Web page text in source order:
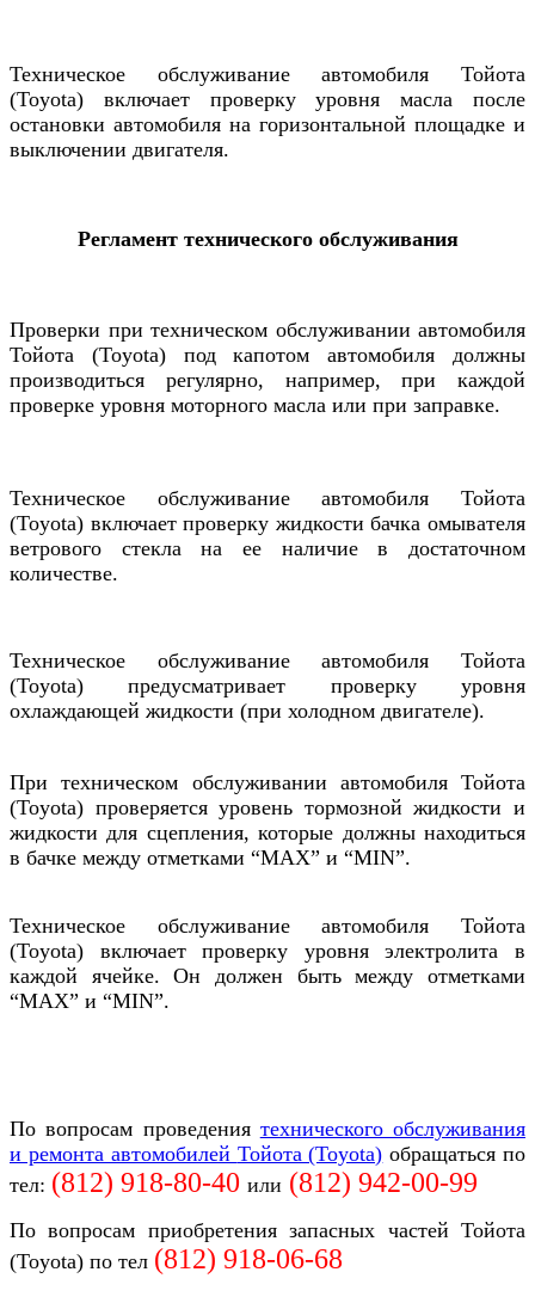
Техническое обслуживаниеавтомобиляТойота
(Toyota) включает проверку уровня масла после
остановки автомобиля на горизонтальной площадке и
выключении двигателя.
Регламент технического обслуживания
Проверки при техническом обслуживании автомобиля
Тойота (Toyota) под капотом автомобилядолжны
производиться регулярно, например, при каждой
проверке уровня моторного масла или при заправке.
Техническое обслуживаниеавтомобиляТойота
(Toyota) включает проверку жидкости бачка омывателя
ветрового стекла на ее наличие в достаточном
количестве.
Техническое обслуживаниеавтомобиляТойота
(Toyota) предусматривает проверку уровня
охлаждающей жидкости (при холодном двигателе).
Притехническом обслуживании автомобиля Тойота
(Toyota) проверяется уровень тормозной жидкости и
жидкости для сцепления, которые должны находиться
в бачке между отметками “MAX” и “MIN”.
Техническое обслуживаниеавтомобиляТойота
(Toyota) включаетпроверку уровня электролита в
каждой ячейке. Он должен быть между отметками
“MAX” и “MIN”.
По вопросам проведения технического обслуживания
и ремонта автомобилей Тойота (Toyota) обращаться по
тел: (812) 918-80-40 или (812) 942-00-99
По вопросам приобретения запасных частей Тойота
(Toyota) по тел (812) 918-06-68